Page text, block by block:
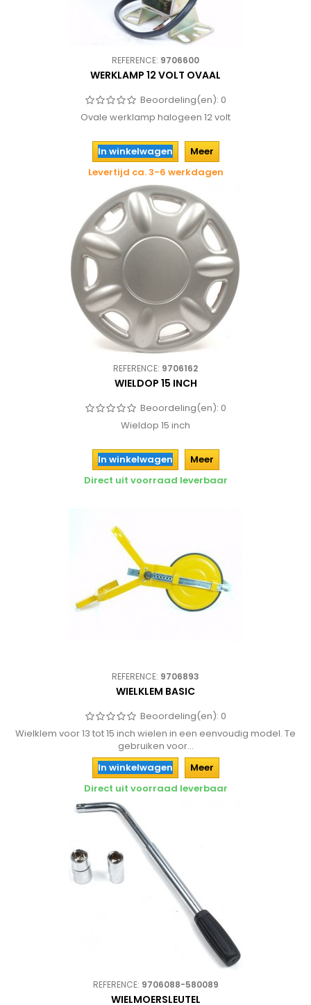
REFERENCE: 9706600
WERKLAMP 12 VOLT OVAAL
Beoordeling(en): 0
Ovale werklamp halogeen 12 volt
In winkelwagen
Meer
Levertijd ca. 3-6 werkdagen
REFERENCE: 9706162
WIELDOP 15 INCH
Beoordeling(en): 0
Wieldop 15 inch
In winkelwagen
Meer
Direct uit voorraad leverbaar
REFERENCE: 9706893
WIELKLEM BASIC
Beoordeling(en): 0
Wielklem voor 13 tot 15 inch wielen in een eenvoudig model. Te
gebruiken voor...
In winkelwagen
Meer
Direct uit voorraad leverbaar
REFERENCE: 9706088-580089
WIELMOERSLEUTEL